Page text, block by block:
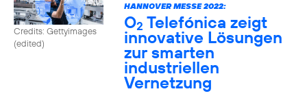
Credits: Gettyimages
(edited)
HANNOVER MESSE 2022:
O2 Telefónica zeigt
innovative Lösungen
zur smarten
industriellen
Vernetzung